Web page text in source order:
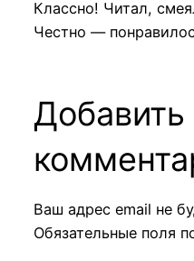
Классно! Читал,
Честно —
Добавить
Ваш адрес email не
Обязательные поля